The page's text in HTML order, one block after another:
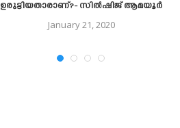
ഉരുട്ടിയതാരാണ്?- സില്‍ഷിജ് ആമയൂര്‍
January 21, 2020